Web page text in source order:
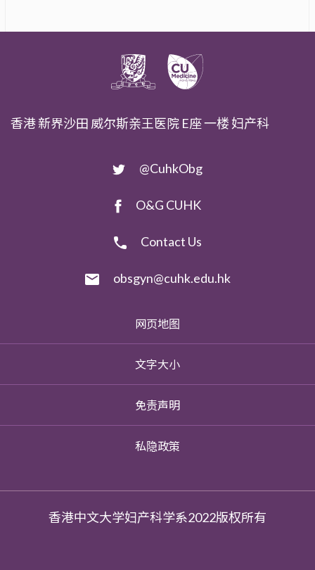
香港 新界沙田 威尔斯亲王医院 E座 一楼 妇产科
@CuhkObg
O&G CUHK
Contact Us
obsgyn@cuhk.edu.hk
网页地图
文字大小
免责声明
私隐政策
香港中文大学妇产科学系2022版权所有